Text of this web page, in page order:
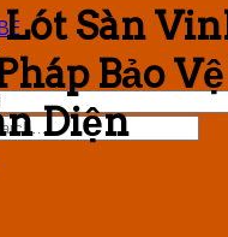
Sàn
Bảo
Diện